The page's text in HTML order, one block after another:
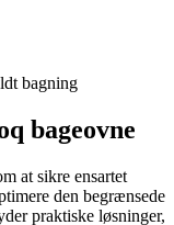
bagning
bageovne
at sikre ensartet
den begrænsede
praktiske løsninger,